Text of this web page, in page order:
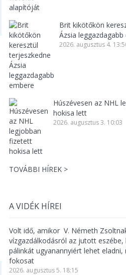
Brit kikötőkön
Ázsia leggazdagabb
2026. augusztus 4.
Húszévesen az NHL
hokisa lett
2026. augusztus 3. 10:03
TOVÁBBI HÍREK >
A VIDÉK HÍREI
Volt idő, amikor V. Németh
vízgazdálkodásról az jutott
pálinkát ugyanannyiért lehet eladni,
fokosat
2026. augusztus 5. 18:15